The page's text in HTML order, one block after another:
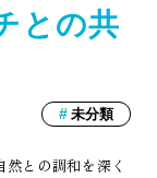
との共
未分類
との調和を深く